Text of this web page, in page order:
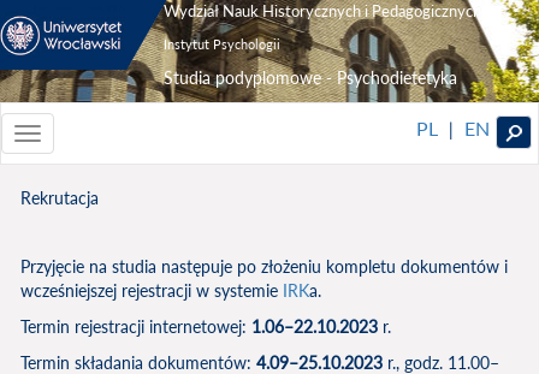
Wydział Nauk Historycznych i Pedagogicznych
Instytut Psychologii
Studia podyplomowe - Psychodietetyka
Toggle
navigationToggle
PL | EN
Rekrutacja
Przyjęcie na studia następuje po złożeniu kompletu dokumentów i
wcześniejszej rejestracji w systemie IRKa.
Termin rejestracji internetowej: 1.06–22.10.2023 r.
Termin składania dokumentów: 4.09–25.10.2023 r., godz. 11.00–